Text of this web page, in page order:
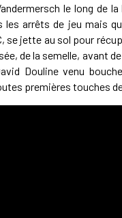
le long de
les arrêts de jeu mais
se jette au sol pour
de la semelle, avant
Douline venu
premières touches